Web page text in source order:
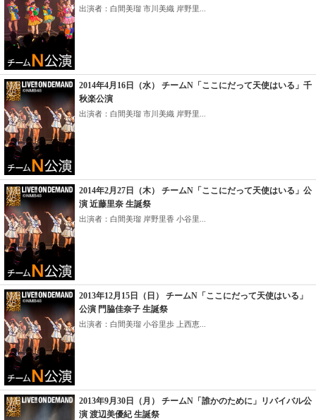
出演者：白間美瑠 市川美織 岸野里...
2014年4月16日（水） チームN「ここにだって天使はいる」千
秋楽公演
出演者：白間美瑠 市川美織 岸野里...
2014年2月27日（木） チームN「ここにだって天使はいる」公
演 近藤里奈 生誕祭
出演者：白間美瑠 岸野里香 小谷里...
2013年12月15日（日） チームN「ここにだって天使はいる」
公演 門脇佳奈子 生誕祭
出演者：白間美瑠 小谷里歩 上西恵...
2013年9月30日（月） チームN「誰かのために」リバイバル公
演 渡辺美優紀 生誕祭